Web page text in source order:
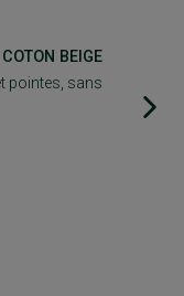
BEIGE
pointes, sans